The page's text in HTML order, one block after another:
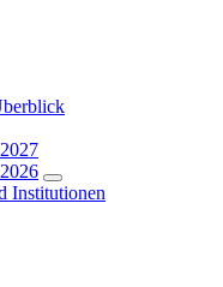
Institutionen